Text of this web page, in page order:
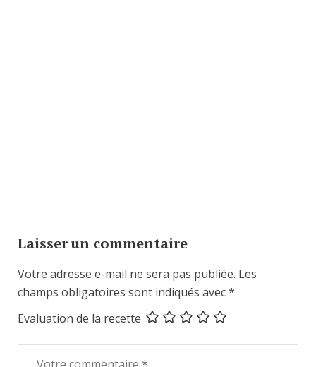
Laisser un commentaire
Votre adresse e-mail ne sera pas publiée. Les
champs obligatoires sont indiqués avec*
Evaluation de la recette